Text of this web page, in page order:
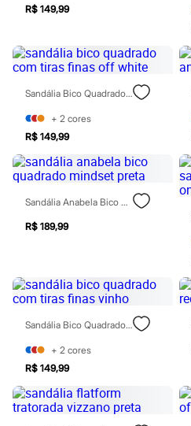
Saias
Acessórios
Bolsas
Bijoux
Cintos
Óculos
Relógios
Calçados
Botas
Chinelos
Rasteirinhas
Sandálias
Sapatilhas
Clock House
Mindset
Sawary
Yessica
Acessórios
Blusas
Leggings
Shorts e Bermudas
R$ 149,99
Sandália Bico Quadrado Com Tiras Finas Off White
+ 2 cores
R$ 149,99
Sandália Anabela Bico Quadrado Mindset Preta
R$ 189,99
Sandália Bico Quadrado Com Tiras Finas Vinho
+ 2 cores
R$ 149,99